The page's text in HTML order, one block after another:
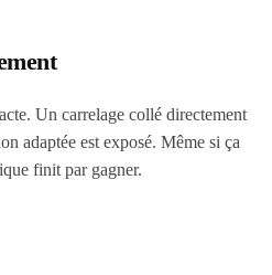
Un carrelage collé directement
adaptée est exposé. Même si ça
finit par gagner.